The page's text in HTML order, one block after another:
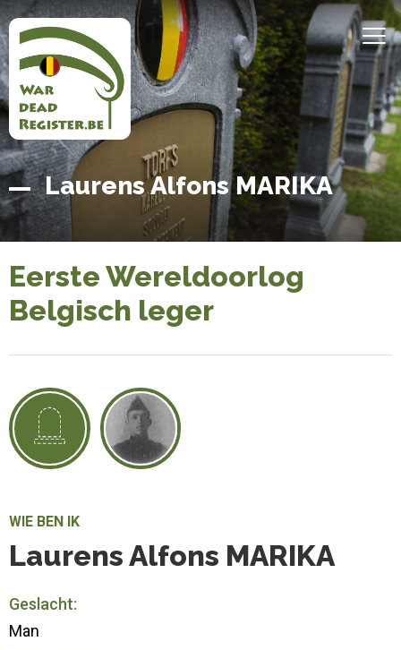
Overslaan
en
naar
de
inhoud
gaan
Home
Belgian
War
Dead
Register
Laurens Alfons MARIKA
Eerste Wereldoorlog
Belgisch leger
WIE BEN IK
Laurens Alfons MARIKA
Geslacht:
Man